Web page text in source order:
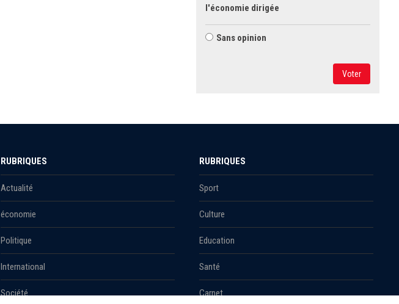
l'économie dirigée
Sans opinion
Voter
RUBRIQUES
Actualité
économie
Politique
International
Société
RUBRIQUES
Sport
Culture
Education
Santé
Carnet